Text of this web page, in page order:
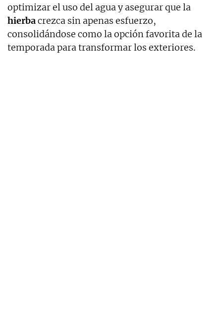
optimizar el uso del agua y asegurar que la
hierbacrezca sin apenas esfuerzo,
consolidándose como la opción favorita de la
temporada para transformar los exteriores.